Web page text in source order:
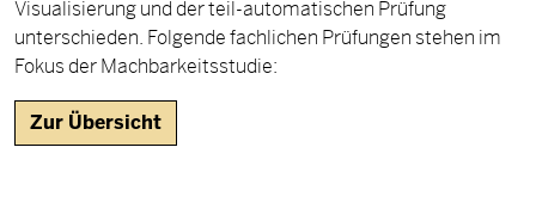
Visualisierung und der teil-automatischen Prüfung
unterschieden. Folgende fachlichen Prüfungen stehen im
Fokus der Machbarkeitsstudie:
Zur Übersicht